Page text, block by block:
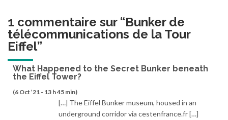
1 commentaire sur “Bunker de
télécommunications de la Tour
Eiffel”
What Happened to the Secret Bunker beneath
the Eiffel Tower?
(6 Oct ’21 - 13 h 45 min)
[…] The Eiffel Bunker museum, housed in an
underground corridor via cestenfrance.fr […]